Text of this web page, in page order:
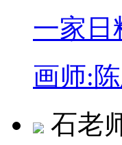
一家日
画师:
石老